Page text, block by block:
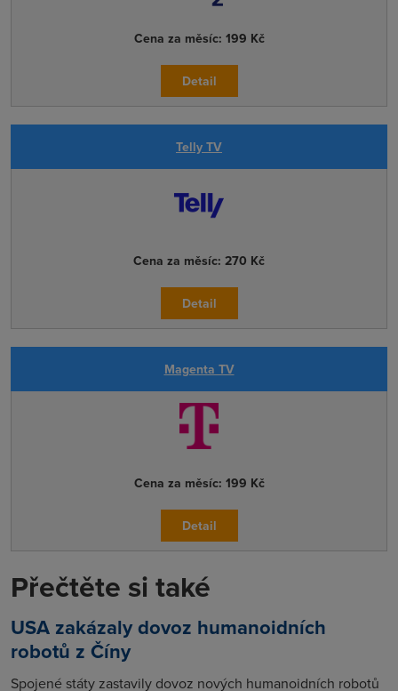
Cena za měsíc: 199 Kč
Detail
Telly TV
Cena za měsíc: 270 Kč
Detail
Magenta TV
Cena za měsíc: 199 Kč
Detail
Přečtěte si také
USA zakázaly dovoz humanoidních
robotů z Číny
Spojené státy zastavily dovoz nových humanoidních robotů